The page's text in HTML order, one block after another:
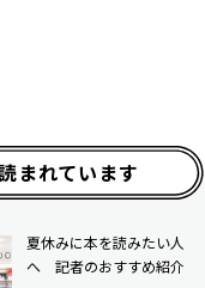
まれています
夏休みに本を読みたい人
へ 記者のおすすめ紹介